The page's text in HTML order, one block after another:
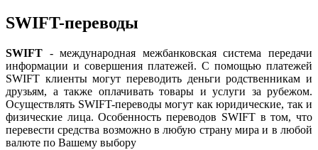
SWIFT-переводы
SWIFT - международная межбанковская система передачи
информации и совершения платежей. С помощью платежей
SWIFT клиенты могут переводить деньги родственникам и
друзьям, а также оплачивать товары и услуги за рубежом.
Осуществлять SWIFT-переводы могут как юридические, так и
физические лица. Особенность переводов SWIFT в том, что
перевести средства возможно в любую страну мира и в любой
валюте по Вашему выбору